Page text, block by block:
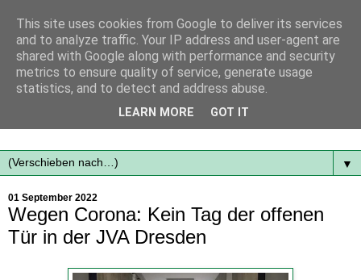
Mit frischen Themen aus der Region immer auf dem
▼
01 September 2022
Wegen Corona: Kein Tag der offenen
Tür in der JVA Dresden
This site uses cookies from Google to deliver its services
and to analyze traffic. Your IP address and user-agent are
shared with Google along with performance and security
metrics to ensure quality of service, generate usage
statistics, and to detect and address abuse.
LEARN MORE GOT IT